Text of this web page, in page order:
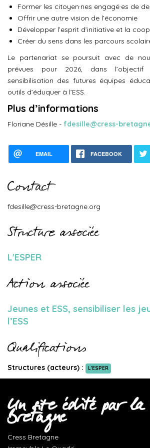
Former les citoyen·nes engagé·es de
Offrir une autre vision de l’économie
Développer l’esprit d’initiative et la
Créer du sens dans les parcours
Le partenariat se poursuit avec de
prévues pour 2026, dans
sensibilisation des futures équipes
outils d’éduquer à l’ESS.
Plus d’informations
Floriane Désille - fdesille@cress-
EMAIL FACEBOOK
Contact
fdesille@cress-bretagne.org
Structure associée
L'ESPER
Action associée
Jeunes et ESS, sensibiliser les
l’ESS
Qualifications
Structures (acteurs) : L'ESPER
Un site édité par la
Bretagne
Cress Bretagne